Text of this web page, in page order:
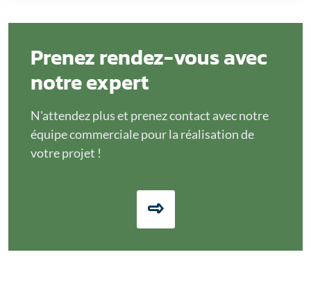
Prenez rendez-vous avec
notre expert
N'attendez plus et prenez contact avec notre
équipe commerciale pour la réalisation de
votre projet !